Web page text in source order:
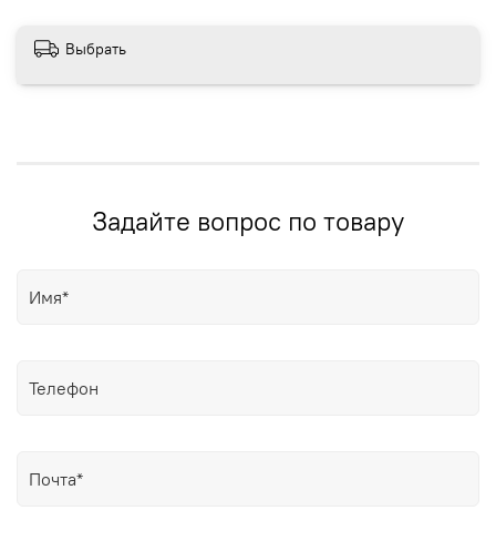
Выбрать
Задайте вопрос по товару